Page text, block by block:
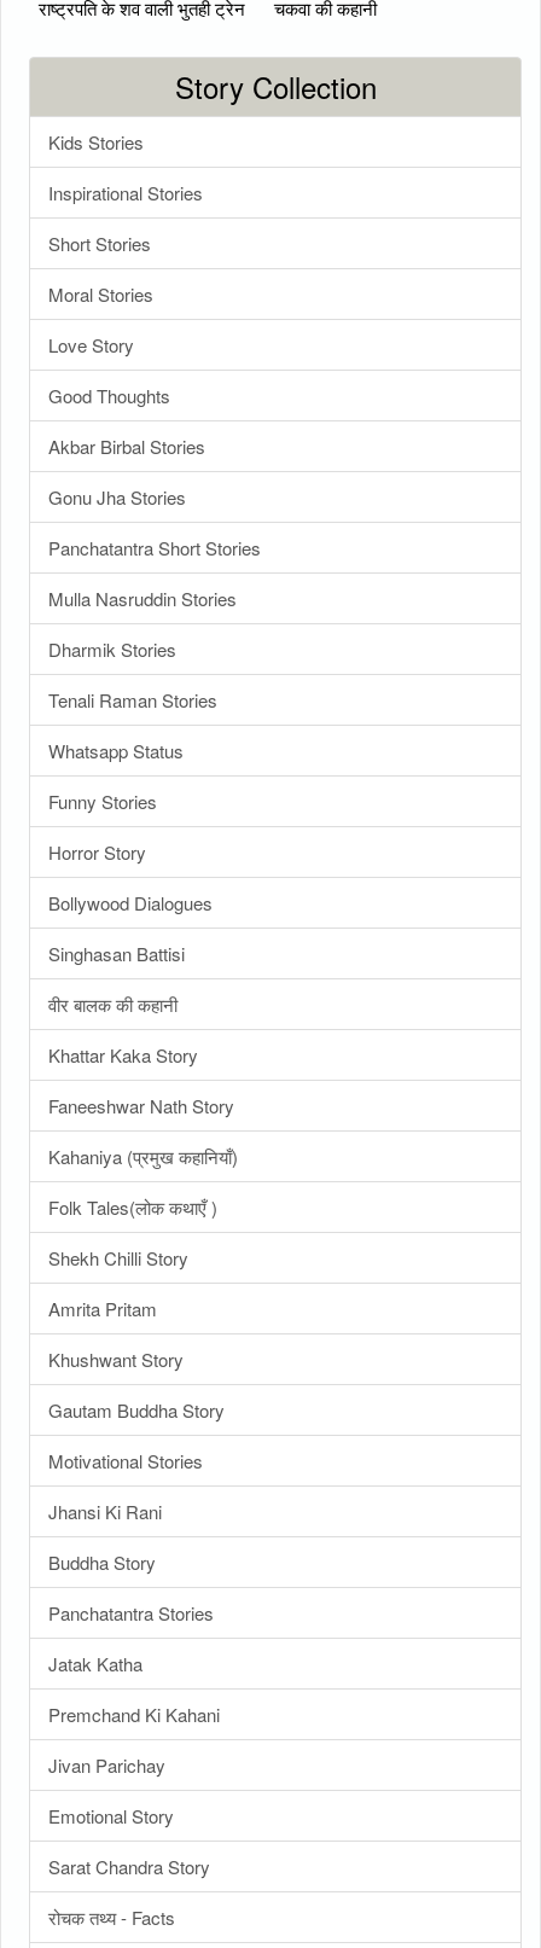
राष्ट्रपति के शव वाली भुतही ट्रेन चकवा की कहानी
Story Collection
Kids Stories
Inspirational Stories
Short Stories
Moral Stories
Love Story
Good Thoughts
Akbar Birbal Stories
Gonu Jha Stories
Panchatantra Short Stories
Mulla Nasruddin Stories
Dharmik Stories
Tenali Raman Stories
Whatsapp Status
Funny Stories
Horror Story
Bollywood Dialogues
Singhasan Battisi
वीर बालक की कहानी
Khattar Kaka Story
Faneeshwar Nath Story
Kahaniya (प्रमुख कहानियाँ)
Folk Tales(लोक कथाएँ )
Shekh Chilli Story
Amrita Pritam
Khushwant Story
Gautam Buddha Story
Motivational Stories
Jhansi Ki Rani
Buddha Story
Panchatantra Stories
Jatak Katha
Premchand Ki Kahani
Jivan Parichay
Emotional Story
Sarat Chandra Story
रोचक तथ्य - Facts